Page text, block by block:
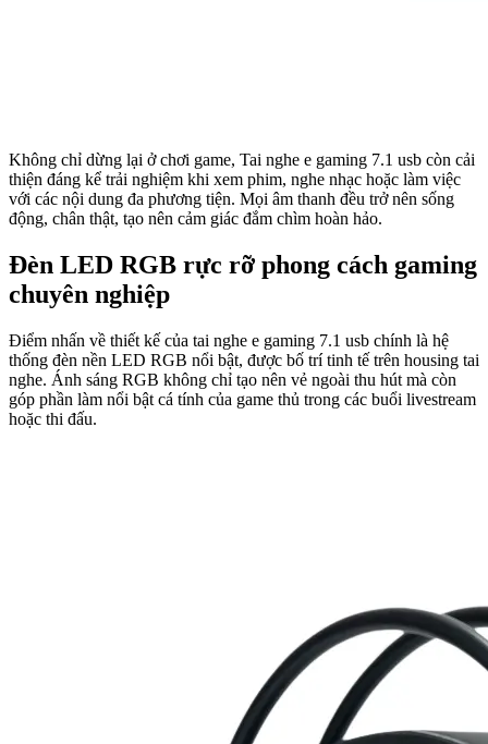
Không chỉ dừng lại ở chơi game, Tai nghe e gaming 7.1 usb còn cải
thiện đáng kể trải nghiệm khi xem phim, nghe nhạc hoặc làm việc
với các nội dung đa phương tiện. Mọi âm thanh đều trở nên sống
động, chân thật, tạo nên cảm giác đắm chìm hoàn hảo.
Đèn LED RGB rực rỡ phong cách gaming
chuyên nghiệp
Điểm nhấn về thiết kế của tai nghe e gaming 7.1 usb chính là hệ
thống đèn nền LED RGB nổi bật, được bố trí tinh tế trên housing tai
nghe. Ánh sáng RGB không chỉ tạo nên vẻ ngoài thu hút mà còn
góp phần làm nổi bật cá tính của game thủ trong các buổi livestream
hoặc thi đấu.